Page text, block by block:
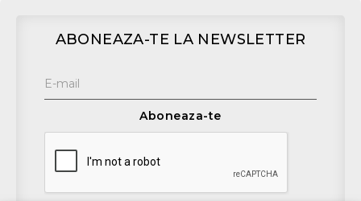
ABONEAZA-TE LA NEWSLETTER
Aboneaza-te